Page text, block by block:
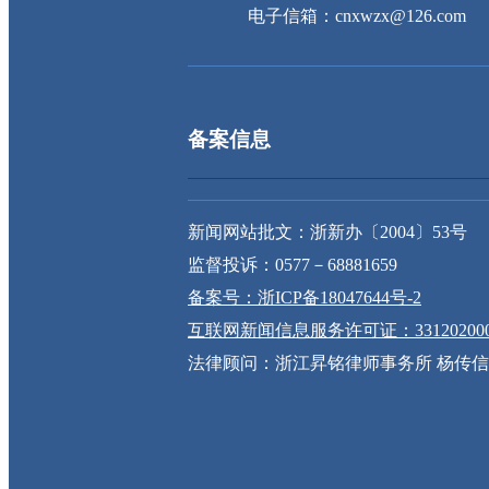
电子信箱：cnxwzx@126.com
备案信息
新闻网站批文：浙新办〔2004〕53号
监督投诉：0577－68881659
备案号：浙ICP备18047644号-2
互联网新闻信息服务许可证：
法律顾问：浙江昇铭律师事务所 杨传